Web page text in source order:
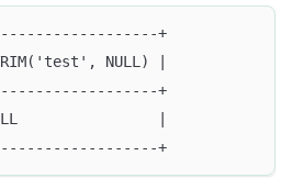
+
NULL) |
+
|
+